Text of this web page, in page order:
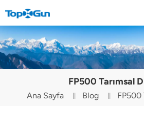
BİZE ULAŞIN
English
Español
FP500 Tarımsal
Ana Sayfa Blog FP500